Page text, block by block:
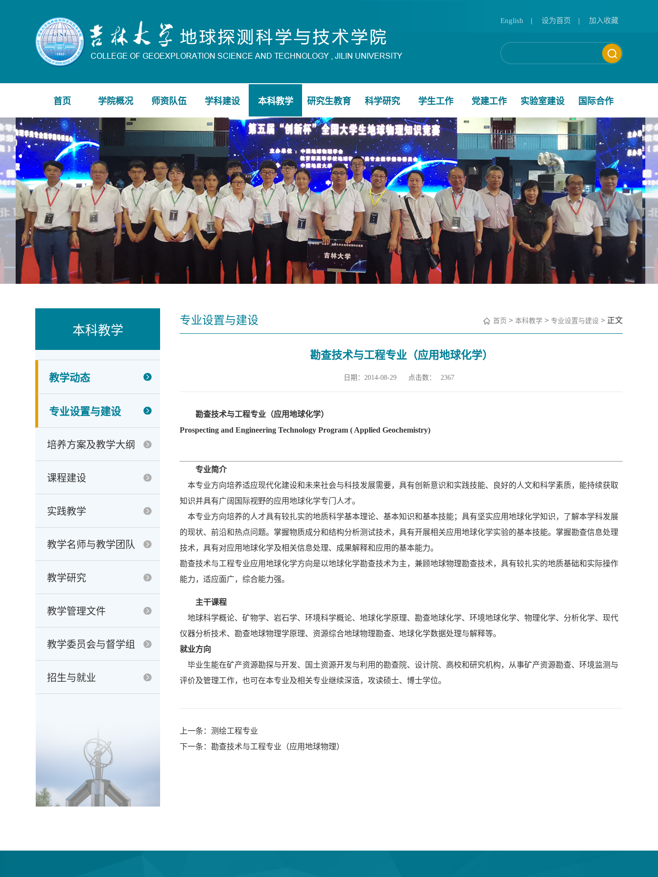
English | 设为首页 | 加入收藏
首页 学院概况 师资队伍 学科建设 本科教学 研究生教育 科学研究 学生工作 党建工作 实验室建设 国际合作
本科教学
教学动态
专业设置与建设
培养方案及教学大纲
课程建设
实践教学
教学名师与教学团队
教学研究
教学管理文件
教学委员会与督学组
招生与就业
专业设置与建设 首页 > 本科教学 > 专业设置与建设 > 正文
勘查技术与工程专业（应用地球化学）
日期：2014-08-29 点击数： 2367
勘查技术与工程专业（应用地球化学）
Prospecting and Engineering Technology Program ( Applied Geochemistry)
专业简介
本专业方向培养适应现代化建设和未来社会与科技发展需要，具有创新意识和实践技能、良好的人文和科学素质，能持续获取
知识并具有广阔国际视野的应用地球化学专门人才。
本专业方向培养的人才具有较扎实的地质科学基本理论、基本知识和基本技能；具有坚实应用地球化学知识，了解本学科发展
的现状、前沿和热点问题。掌握物质成分和结构分析测试技术，具有开展相关应用地球化学实验的基本技能。掌握勘查信息处理
技术，具有对应用地球化学及相关信息处理、成果解释和应用的基本能力。
勘查技术与工程专业应用地球化学方向是以地球化学勘查技术为主，兼顾地球物理勘查技术，具有较扎实的地质基础和实际操作
能力，适应面广，综合能力强。
主干课程
地球科学概论、矿物学、岩石学、环境科学概论、地球化学原理、勘查地球化学、环境地球化学、物理化学、分析化学、现代
仪器分析技术、勘查地球物理学原理、资源综合地球物理勘查、地球化学数据处理与解释等。
就业方向
毕业生能在矿产资源勘探与开发、国土资源开发与利用的勘查院、设计院、高校和研究机构，从事矿产资源勘查、环境监测与
评价及管理工作，也可在本专业及相关专业继续深造，攻读硕士、博士学位。
上一条：测绘工程专业
下一条：勘查技术与工程专业（应用地球物理）